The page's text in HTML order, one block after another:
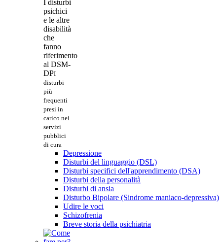
I disturbi
psichici
e le altre
disabilità
che
fanno
riferimento
al DSM-
DPI
disturbi
più
frequenti
presi in
carico nei
servizi
pubblici
di cura
Depressione
Disturbi del linguaggio (DSL)
Disturbi specifici dell'apprendimento (DSA)
Disturbi della personalità
Disturbi di ansia
Disturbo Bipolare (Sindrome maniaco-depressiva)
Udire le voci
Schizofrenia
Breve storia della psichiatria